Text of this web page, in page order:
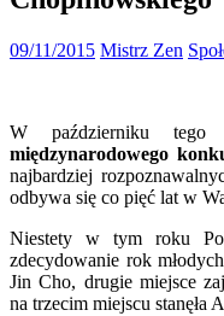
09/11/2015 Mistrz Zen
W październiku
międzynarodowego
najbardziej
odbywa się co pięć lat w
Niestety w tym roku
zdecydowanie rok
Jin Cho, drugie miejsce
na trzecim miejscu stanęła